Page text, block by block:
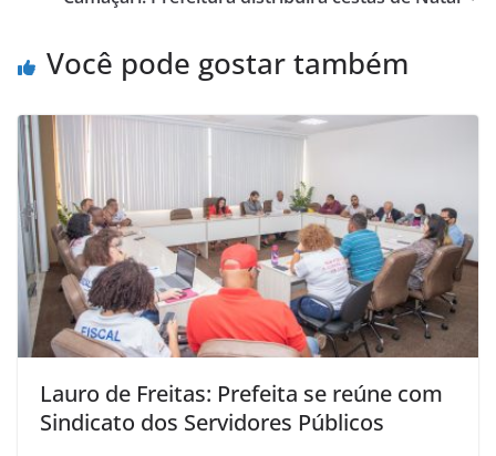
p o
Você pode gostar também
Lauro de Freitas: Prefeita se reúne com
Sindicato dos Servidores Públicos